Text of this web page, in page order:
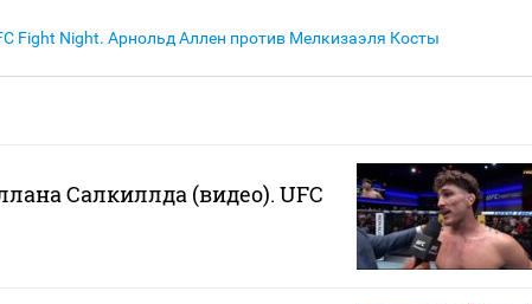
Fight Night. Арнольд Аллен против Мелкизаэля Косты
Салкиллда (видео). UFC